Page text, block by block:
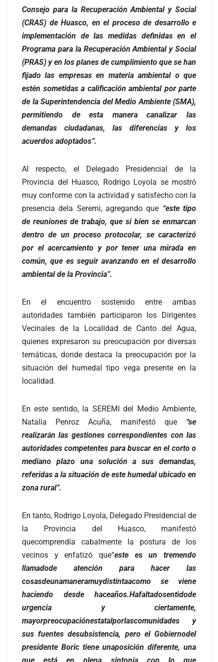
Consejo para la Recuperación Ambiental y Social
(CRAS) de Huasco, en el proceso de desarrollo e
implementación de las medidas definidas en el
Programa para la Recuperación Ambiental y Social
(PRAS) y en los planes de cumplimiento que se han
fijado las empresas en materia ambiental o que
estén sometidas a calificación ambiental por parte
de la Superintendencia del Medio Ambiente (SMA),
permitiendo de esta manera canalizar las
demandas ciudadanas, las diferencias y los
acuerdos adoptados”.
Al respecto, el Delegado Presidencial de la
Provincia del Huasco, Rodrigo Loyola se mostró
muy conforme con la actividad y satisfecho con la
presencia dela Seremi, agregando que “este tipo
de reuniones de trabajo, que si bien se enmarcan
dentro de un proceso protocolar, se caracterizó
por el acercamiento y por tener una mirada en
común, que es seguir avanzando en el desarrollo
ambiental de la Provincia”.
En el encuentro sostenido entre ambas
autoridades también participaron los Dirigentes
Vecinales de la Localidad de Canto del Agua,
quienes expresaron su preocupación por diversas
temáticas, donde destaca la preocupación por la
situación del humedal tipo vega presente en la
localidad.
En este sentido, la SEREMI del Medio Ambiente,
Natalia Penroz Acuña, manifestó que “se
realizarán las gestiones correspondientes con las
autoridades competentes para buscar en el corto o
mediano plazo una solución a sus demandas,
referidas a la situación de este humedal ubicado en
zona rural”.
En tanto, Rodrigo Loyola, Delegado Presidencial de
la Provincia del Huasco, manifestó
quecomprendía cabalmente la postura de los
vecinos y enfatizó que“este es un tremendo
llamadode atención para hacer las
cosasdeunamaneramuydistintaacomo se viene
haciendo desde haceaños.Hafaltadosentidode
urgencia y ciertamente,
mayorpreocupaciónestatalporlascomunidades y
sus fuentes desubsistencia, pero el Gobiernodel
presidente Boric tiene unaposición diferente, una